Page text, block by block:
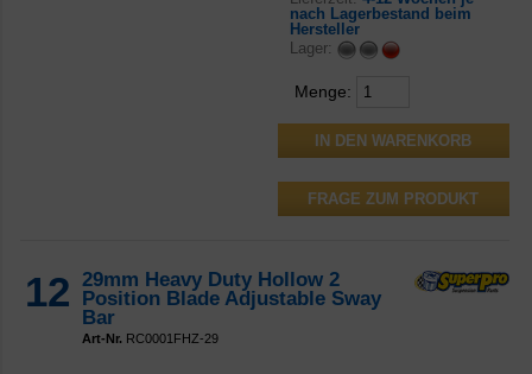
nach Lagerbestand beim
Hersteller
Lager:
Menge:
FRAGE ZUM PRODUKT
12 29mm Heavy Duty Hollow 2
Position Blade Adjustable Sway
Bar
Art-Nr. RC0001FHZ-29